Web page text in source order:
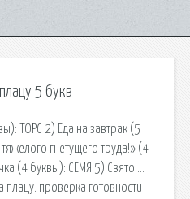
5 букв
ТОРС 2) Еда на завтрак (5
гнетущего труда!» (4
(4 буквы): СЕМЯ 5) Свято …
плацу. проверка готовности